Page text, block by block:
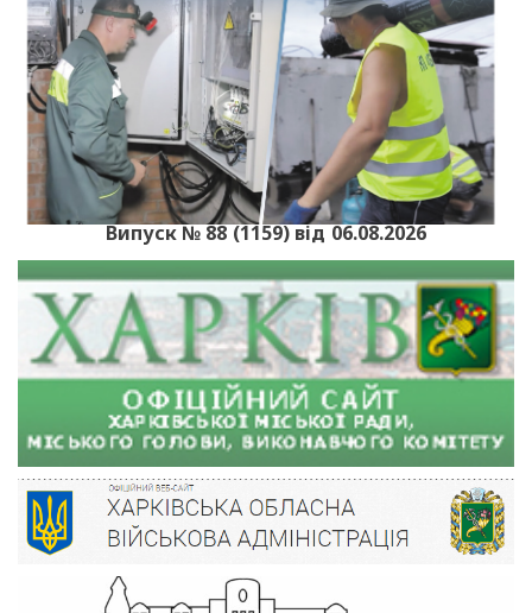
Випуск № 88 (1159) від 06.08.2026